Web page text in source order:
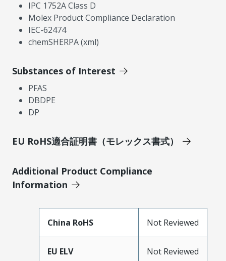
IPC 1752A Class D
Molex Product Compliance Declaration
IEC-62474
chemSHERPA (xml)
Substances of Interest
PFAS
DBDPE
DP
EU RoHS適合証明書（モレックス書式）
Additional Product Compliance
Information
China RoHS Not Reviewed
EU ELV Not Reviewed